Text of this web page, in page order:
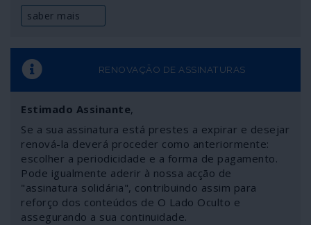
saber mais
RENOVAÇÃO DE ASSINATURAS
Estimado Assinante,
Se a sua assinatura está prestes a expirar e desejar
renová-la deverá proceder como anteriormente:
escolher a periodicidade e a forma de pagamento.
Pode igualmente aderir à nossa acção de
"assinatura solidária", contribuindo assim para
reforço dos conteúdos de O Lado Oculto e
assegurando a sua continuidade.